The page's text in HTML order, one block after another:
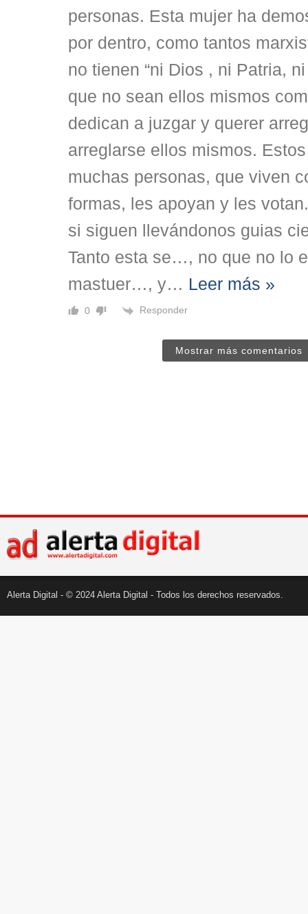
personas. Esta mujer ha
por dentro, como tantos
no tienen “ni Dios , ni Patria,
que no sean ellos mismos
dedican a juzgar y querer
arreglarse ellos mismos.
muchas personas, que viven
formas, les apoyan y les
si siguen llevándonos guias
Tanto esta se…, no que no lo
mastuer…, y… Leer más »
0 Responder
Mostrar más comentarios
Alerta Digital - © 2024 Alerta Digital - Todos los derechos reservados.